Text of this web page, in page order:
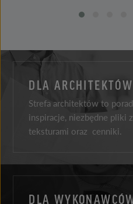
DLA ARCHITEKTÓW
Strefa architektów to
inspiracje, niezbędne pliki z
teksturami oraz cenniki.
DLA